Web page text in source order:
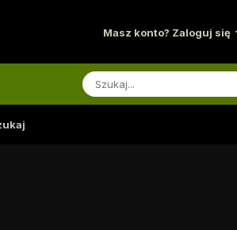
Masz konto? Zaloguj się